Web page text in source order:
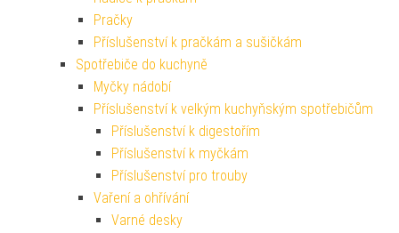
Pračky
Příslušenství k pračkám a sušičkám
Spotřebiče do kuchyně
Myčky nádobí
Příslušenství k velkým kuchyňským spotřebičům
Příslušenství k digestořím
Příslušenství k myčkám
Příslušenství pro trouby
Vaření a ohřívání
Varné desky